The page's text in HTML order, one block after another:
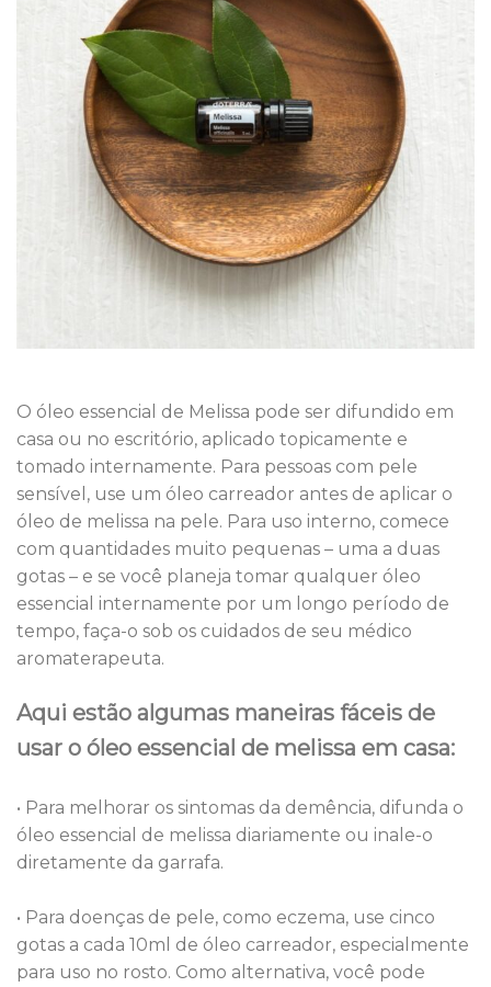
O óleo essencial de Melissa pode ser difundido em
casa ou no escritório, aplicado topicamente e
tomado internamente. Para pessoas com pele
sensível, use um óleo carreador antes de aplicar o
óleo de melissa na pele. Para uso interno, comece
com quantidades muito pequenas – uma a duas
gotas – e se você planeja tomar qualquer óleo
essencial internamente por um longo período de
tempo, faça-o sob os cuidados de seu médico
aromaterapeuta.
Aqui estão algumas maneiras fáceis de
usar o óleo essencial de melissa em casa:
• Para melhorar os sintomas da demência, difunda o
óleo essencial de melissa diariamente ou inale-o
diretamente da garrafa.
• Para doenças de pele, como eczema, use cinco
gotas a cada 10ml de óleo carreador, especialmente
para uso no rosto. Como alternativa, você pode